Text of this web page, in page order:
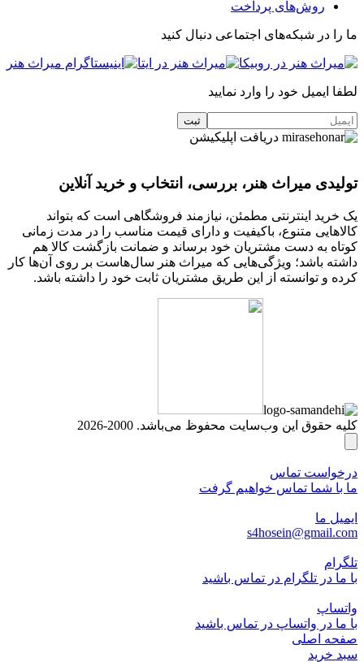
روش‌های پرداخت
ما را در شبکه‌های اجتماعی دنبال کنید
لطفا ایمیل خود را وارد نمایید
دریافت اپلیکیشن
تولیدی میراث هنر، بررسی، انتخاب و خرید آنلاین
یک خرید اینترنتی مطمئن، نیازمند فروشگاهی است که بتواند
کالاهایی متنوع، باکیفیت و دارای قیمت مناسب را در مدت زمانی
کوتاه به دست مشتریان خود برساند و ضمانت بازگشت کالا هم
داشته باشد؛ ویژگی‌هایی که میراث هنر سال‌هاست بر روی آن‌ها کار
کرده و توانسته از این طریق مشتریان ثابت خود را داشته باشد.
کلیه حقوق این وب‌سایت محفوظ می‌باشد. 2000-2026
درخواست تماس
ما با شما تماس خواهیم گرفت
ایمیل ما
s4hosein@gmail.com
تلگرام
با ما در تلگرام در تماس باشید
واتساپ
با ما در واتساپ در تماس باشید
صفحه اصلی
سبد خرید